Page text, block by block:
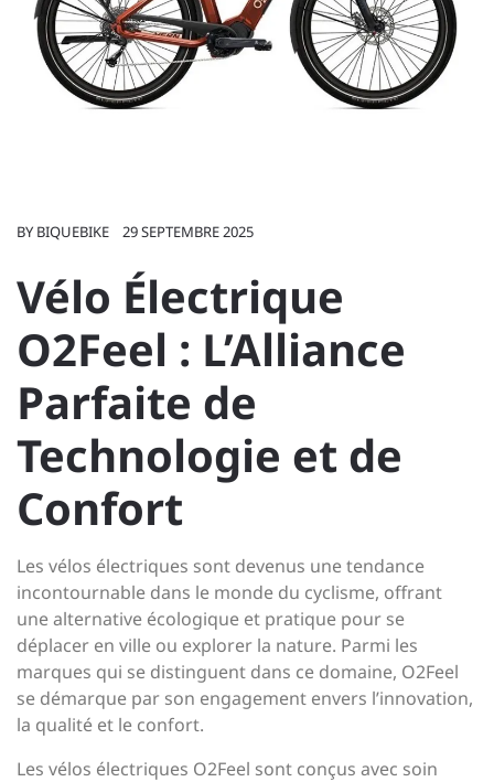
BY BIQUEBIKE 29 SEPTEMBRE 2025
Vélo Électrique
O2Feel : L’Alliance
Parfaite de
Technologie et de
Confort
Les vélos électriques sont devenus une tendance
incontournable dans le monde du cyclisme, offrant
une alternative écologique et pratique pour se
déplacer en ville ou explorer la nature. Parmi les
marques qui se distinguent dans ce domaine, O2Feel
se démarque par son engagement envers l’innovation,
la qualité et le confort.
Les vélos électriques O2Feel sont conçus avec soin